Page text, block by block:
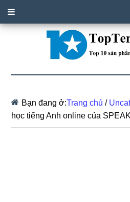
Bạn đang ở:Trang chủ /
học tiếng Anh online của